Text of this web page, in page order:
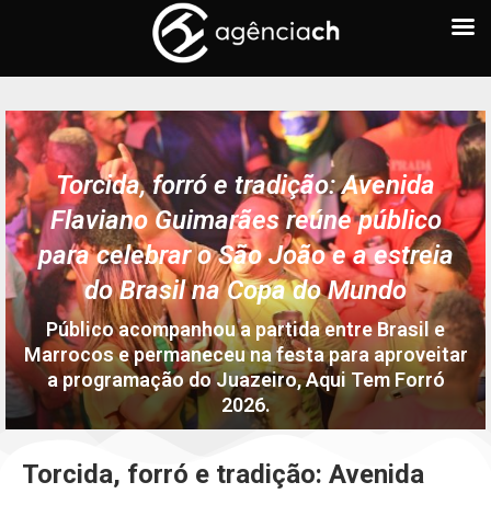
Torcida, forró e tradição: Avenida
Flaviano Guimarães reúne público
para celebrar o São João e a estreia
do Brasil na Copa do Mundo
Público acompanhou a partida entre Brasil e
Marrocos e permaneceu na festa para aproveitar
a programação do Juazeiro, Aqui Tem Forró
2026.
comments
232views
Torcida, forró e tradição: Avenida